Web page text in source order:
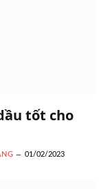
tốt cho
01/02/2023